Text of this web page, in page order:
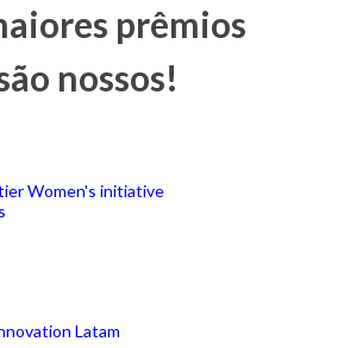
prêmios
nossos!